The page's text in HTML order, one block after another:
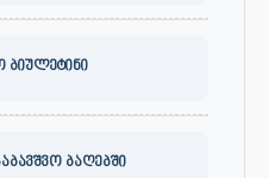
ბიულეტინი
ბაღებში